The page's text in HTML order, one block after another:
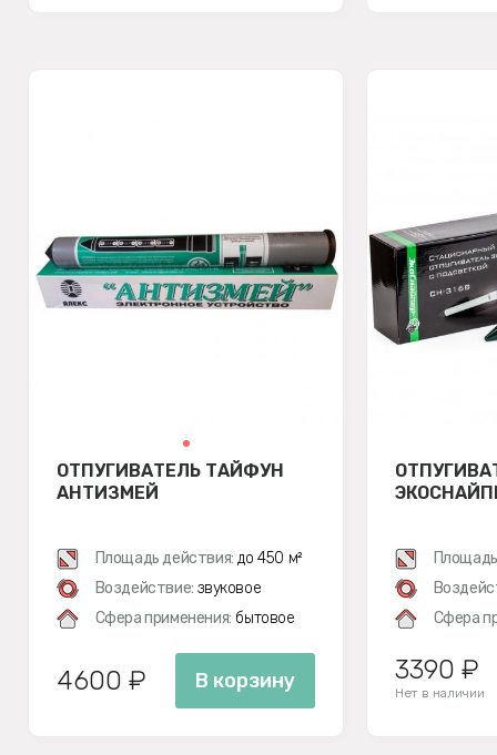
ОТПУГИВАТЕЛЬ ТАЙФУН
АНТИЗМЕЙ
Площадь действия: до 450 м²
Воздействие: звуковое
Сфера применения: бытовое
4600 ₽ В корзину
Сфера
3390 ₽
Нет в наличии